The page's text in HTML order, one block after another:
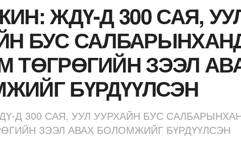
ЖДҮ-Д 300 САЯ,
БУС
ТӨГРӨГИЙН ЗЭЭЛ
БҮРДҮҮЛСЭН
Д 300 САЯ, УУЛ УУРХАЙН БУС
ЗЭЭЛ АВАХ БОЛОМЖИЙГ БҮРДҮҮЛСЭН